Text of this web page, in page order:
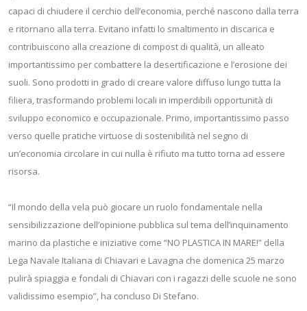
capaci di chiudere il cerchio dell’economia, perché nascono dalla terra
e ritornano alla terra. Evitano infatti lo smaltimento in discarica e
contribuiscono alla creazione di compost di qualità, un alleato
importantissimo per combattere la desertificazione e l’erosione dei
suoli. Sono prodotti in grado di creare valore diffuso lungo tutta la
filiera, trasformando problemi locali in imperdibili opportunità di
sviluppo economico e occupazionale. Primo, importantissimo passo
verso quelle pratiche virtuose di sostenibilità nel segno di
un’economia circolare in cui nulla è rifiuto ma tutto torna ad essere
risorsa.
“Il mondo della vela può giocare un ruolo fondamentale nella
sensibilizzazione dell’opinione pubblica sul tema dell’inquinamento
marino da plastiche e iniziative come “NO PLASTICA IN MARE!” della
Lega Navale Italiana di Chiavari e Lavagna che domenica 25 marzo
pulirà spiaggia e fondali di Chiavari con i ragazzi delle scuole ne sono
validissimo esempio”, ha concluso Di Stefano.